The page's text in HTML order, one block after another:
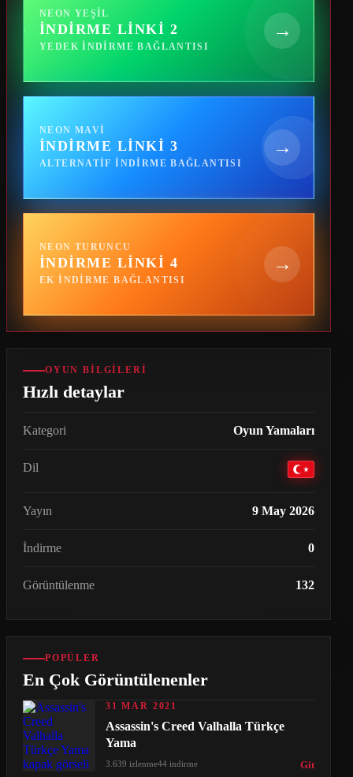
NEON YEŞIL
İNDIRME LINKI 2
YEDEK INDIRME BAĞLANTISI
→
NEON MAVI
İNDIRME LINKI 3
ALTERNATIF INDIRME BAĞLANTISI
→
NEON TURUNCU
İNDIRME LINKI 4
EK INDIRME BAĞLANTISI
→
OYUN BILGILERI
Hızlı detaylar
Kategori Oyun Yamaları
Dil
Yayın 9 May 2026
İndirme 0
Görüntülenme 132
POPÜLER
En Çok Görüntülenenler
31 MAR 2021
Assassin's Creed Valhalla Türkçe
Yama
3.639 izlenme44 indirme Git